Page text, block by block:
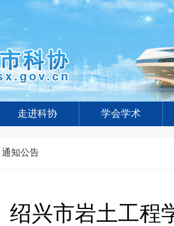
走进科协 学会学术
通知公告
绍兴市岩土工程